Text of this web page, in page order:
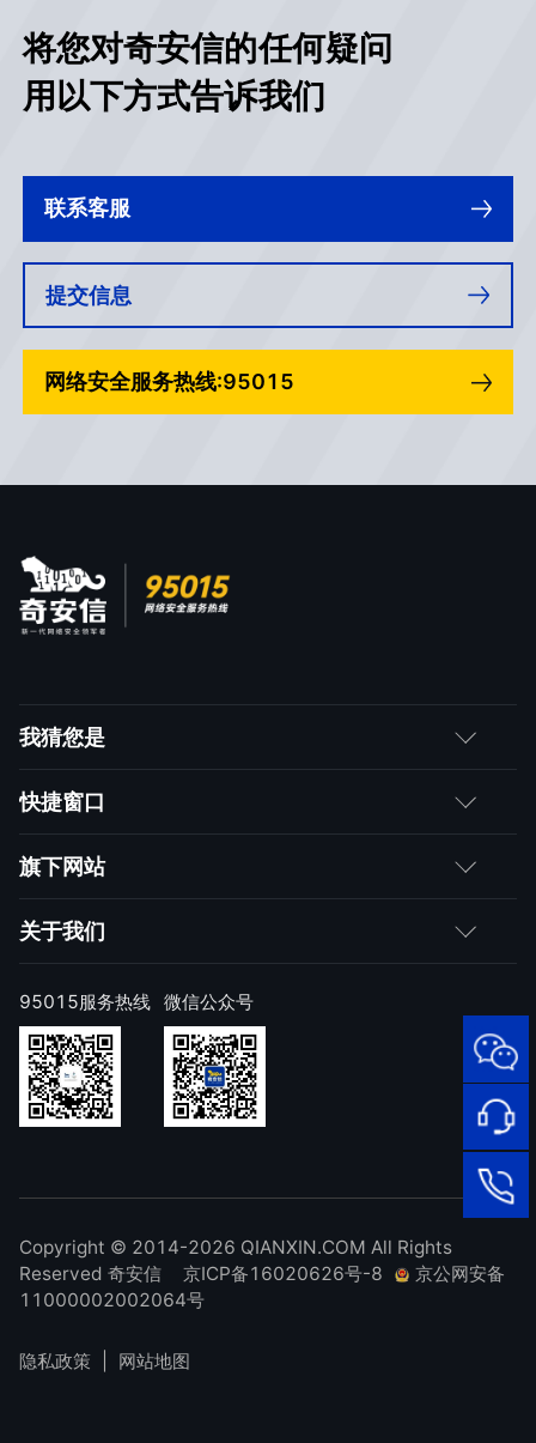
95015
网络安
全服务
热线
在线客
将您对奇安信的任何疑问
用以下方式告诉我们
联系客服
提交信息
网络安全服务热线:95015
我猜您是
客户
合作伙伴
求职者
快捷窗口
如何购买
产品注册与激活
样本上报
奇安信天守安全软件
顽固病毒专杀工具
旗下网站
网神
技术研究院
威胁情报中心
补天漏洞响应平台
关于我们
公司简介
公司新闻
发展历程
进出口合规声明
95015服务热线 微信公众号
Copyright © 2014-2026 QIANXIN.COM All Rights
Reserved 奇安信
京ICP备16020626号-8
京公网安备
11000002002064号
隐私政策 网站地图